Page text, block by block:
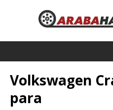
Volkswagen
para